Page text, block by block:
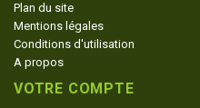
Plan du site
Mentions légales
Conditions d'utilisation
A propos
VOTRE COMPTE